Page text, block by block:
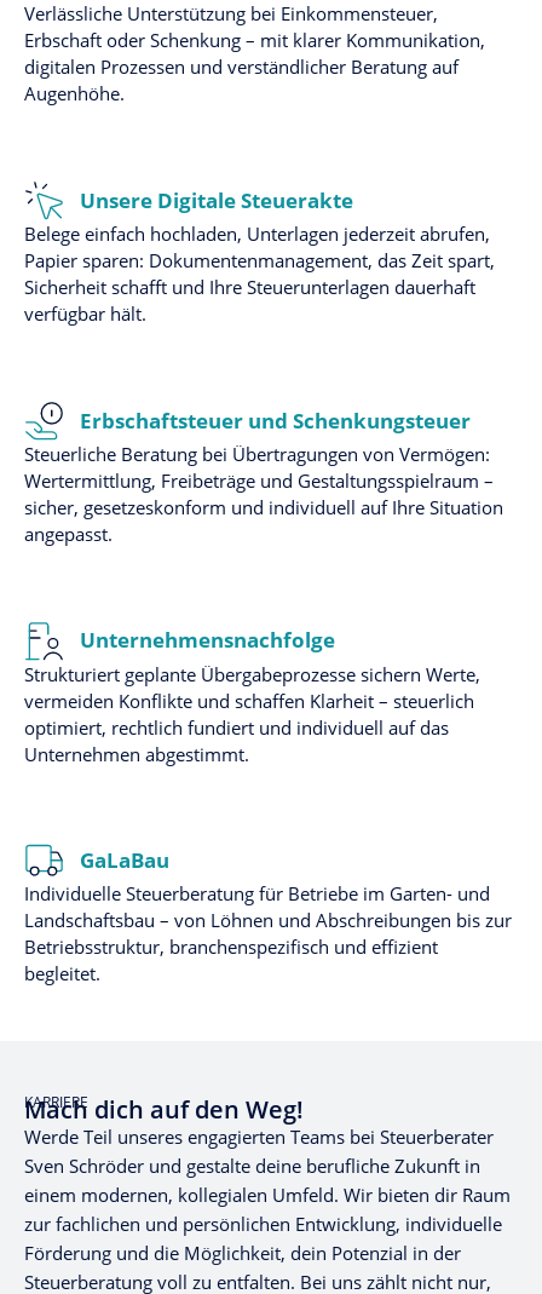
Verlässliche Unterstützung bei Einkommensteuer,
Erbschaft oder Schenkung – mit klarer Kommunikation,
digitalen Prozessen und verständlicher Beratung auf
Augenhöhe.
Unsere Digitale Steuerakte
Belege einfach hochladen, Unterlagen jederzeit abrufen,
Papier sparen: Dokumentenmanagement, das Zeit spart,
Sicherheit schafft und Ihre Steuerunterlagen dauerhaft
verfügbar hält.
Erbschaftsteuer und Schenkungsteuer
Steuerliche Beratung bei Übertragungen von Vermögen:
Wertermittlung, Freibeträge und Gestaltungsspielraum –
sicher, gesetzeskonform und individuell auf Ihre Situation
angepasst.
Unternehmensnachfolge
Strukturiert geplante Übergabeprozesse sichern Werte,
vermeiden Konflikte und schaffen Klarheit – steuerlich
optimiert, rechtlich fundiert und individuell auf das
Unternehmen abgestimmt.
GaLaBau
Individuelle Steuerberatung für Betriebe im Garten- und
Landschaftsbau – von Löhnen und Abschreibungen bis zur
Betriebsstruktur, branchenspezifisch und effizient
begleitet.
KARRIERE
Mach dich auf den Weg!
Werde Teil unseres engagierten Teams bei Steuerberater
Sven Schröder und gestalte deine berufliche Zukunft in
einem modernen, kollegialen Umfeld. Wir bieten dir Raum
zur fachlichen und persönlichen Entwicklung, individuelle
Förderung und die Möglichkeit, dein Potenzial in der
Steuerberatung voll zu entfalten. Bei uns zählt nicht nur,